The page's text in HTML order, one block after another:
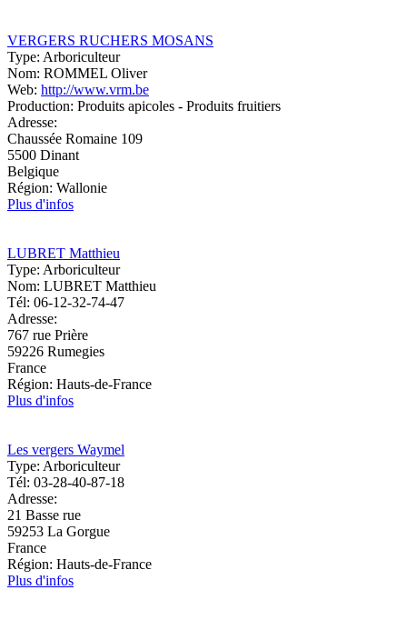
VERGERS RUCHERS MOSANS
Type: Arboriculteur
Nom: ROMMEL Oliver
Web: http://www.vrm.be
Production: Produits apicoles - Produits fruitiers
Adresse:
Chaussée Romaine 109
5500 Dinant
Belgique
Région: Wallonie
Plus d'infos
LUBRET Matthieu
Type: Arboriculteur
Nom: LUBRET Matthieu
Tél: 06-12-32-74-47
Adresse:
767 rue Prière
59226 Rumegies
France
Région: Hauts-de-France
Plus d'infos
Les vergers Waymel
Type: Arboriculteur
Tél: 03-28-40-87-18
Adresse:
21 Basse rue
59253 La Gorgue
France
Région: Hauts-de-France
Plus d'infos